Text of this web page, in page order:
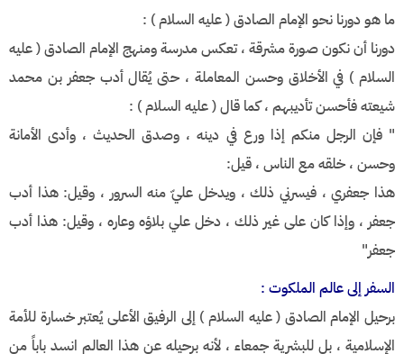
ما هو دورنا نحو الإمام الصادق ( عليه السلام ) :
دورنا أن نكون صورة مشرقة ، تعكس مدرسة ومنهج الإمام الصادق ( عليه
السلام ) في الأخلاق وحسن المعاملة ، حتى يُقال أدب جعفر بن محمد
شيعته فأحسن تأديبهم ، كما قال ( عليه السلام ) :
" فإن الرجل منكم إذا ورع في دينه ، وصدق الحديث ، وأدى الأمانة
وحسن ، خلقه مع الناس ، قيل:
هذا جعفري ، فيسرني ذلك ، ويدخل عليّ منه السرور ، وقيل: هذا أدب
جعفر ، وإذا كان على غير ذلك ، دخل علي بلاؤه وعاره ، وقيل: هذا أدب
جعفر"
السفر إلى عالم الملكوت :
برحيل الإمام الصادق ( عليه السلام ) إلى الرفيق الأعلى يُعتبر خسارة للأمة
الإسلامية ، بل للبشرية جمعاء ، لأنه برحيله عن هذا العالم انسد باباً من